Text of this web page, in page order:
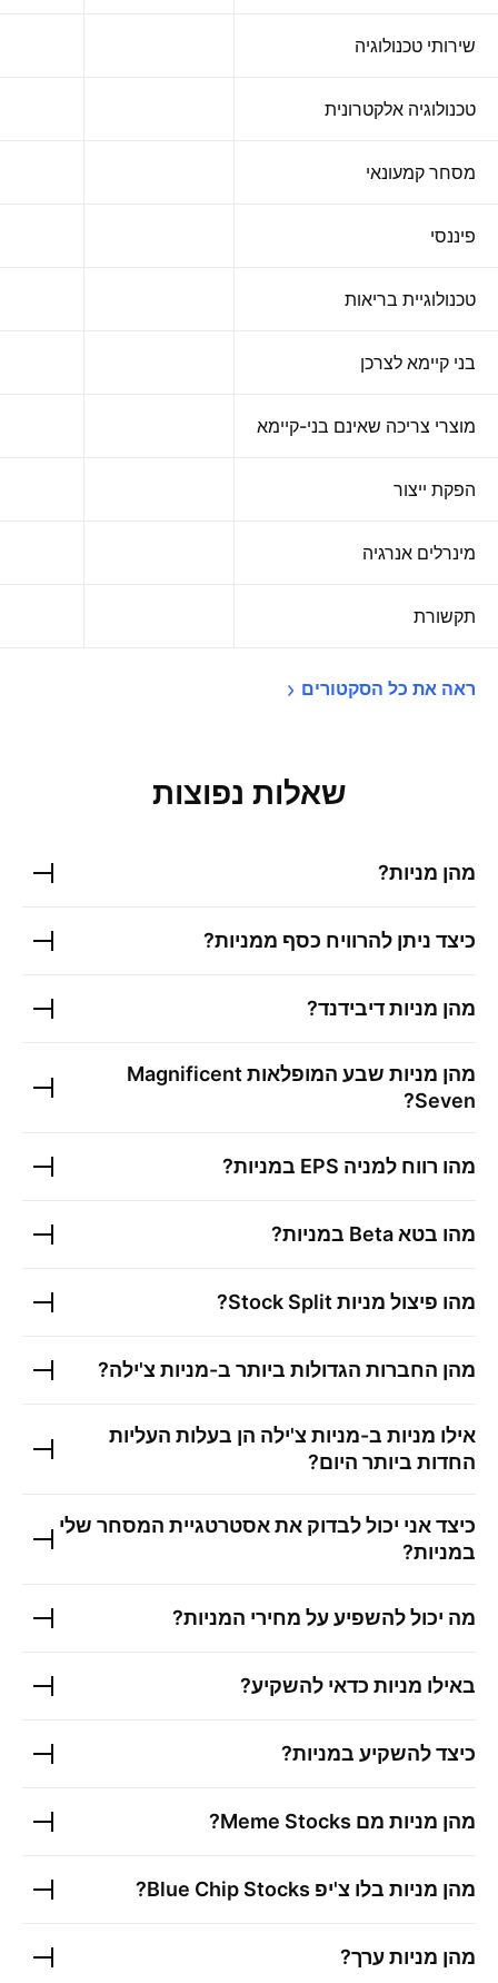
שירותי טכנולוגיה
טכנולוגיה אלקטרונית
מסחר קמעונאי
פיננסי
טכנולוגיית בריאות
בני קיימא לצרכן
מוצרי צריכה שאינם בני-קיימא
הפקת ייצור
מינרלים אנרגיה
תקשורת
ראה את כל הסקטורים
שאלות נפוצות
מהן מניות?
כיצד ניתן להרוויח כסף ממניות?
מהן מניות דיבידנד?
מהן מניות שבע המופלאות Magnificent
Seven?
מהו רווח למניה EPS במניות?
מהו בטא Beta במניות?
מהו פיצול מניות Stock Split?
מהן החברות הגדולות ביותר ב-מניות צ'ילה?
אילו מניות ב-מניות צ'ילה הן בעלות העליות
החדות ביותר היום?
כיצד אני יכול לבדוק את אסטרטגיית המסחר שלי
במניות?
מה יכול להשפיע על מחירי המניות?
באילו מניות כדאי להשקיע?
כיצד להשקיע במניות?
מהן מניות מם Meme Stocks?
מהן מניות בלו צ'יפ Blue Chip Stocks?
מהן מניות ערך?